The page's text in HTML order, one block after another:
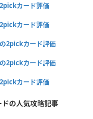
カード評価
カード評価
2pickカード評価
2pickカード評価
カード評価
の人気攻略記事